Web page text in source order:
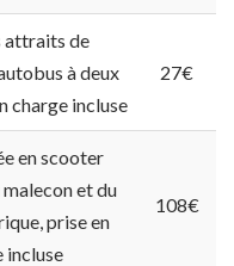
attraits de
à deux
charge incluse
27€
en scooter
et du
prise en
incluse
108€